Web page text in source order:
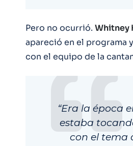
Pero no ocurrió. Whitney
apareció en el programa y
con el equipo de la
“Era la época
estaba
con el tema